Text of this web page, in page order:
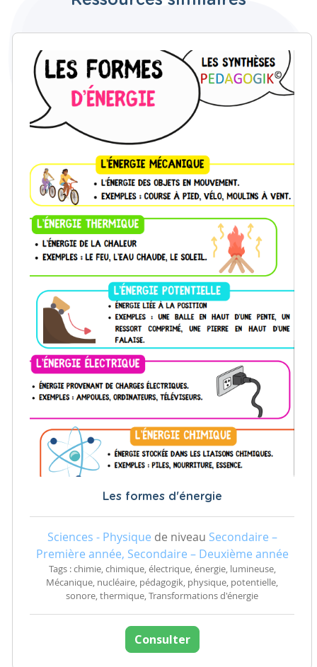
Les formes d'énergie
Sciences - Physique de niveau Secondaire –
Première année, Secondaire – Deuxième année
Tags : chimie, chimique, électrique, énergie, lumineuse,
Mécanique, nucléaire, pédagogik, physique, potentielle,
sonore, thermique, Transformations d'énergie
Consulter